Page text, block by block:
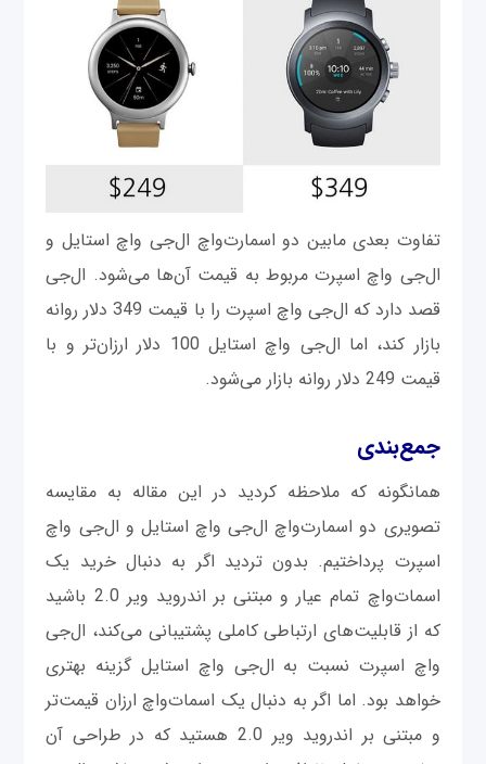
تفاوت بعدی مابین دو اسمارت‌واچ ال‌جی واچ استایل و
ال‌جی واچ اسپرت مربوط به قیمت آن‌ها می‌شود. ال‌جی
قصد دارد که ال‌جی واچ اسپرت را با قیمت 349 دلار روانه
بازار کند، اما ال‌جی واچ استایل 100 دلار ارزان‌تر و با
قیمت 249 دلار روانه بازار می‌شود.
جمع‌بندی
همانگونه که ملاحظه کردید در این مقاله به مقایسه
تصویری دو اسمارت‌واچ ال‌جی واچ استایل و ال‌جی واچ
اسپرت پرداختیم. بدون تردید اگر به دنبال خرید یک
اسمات‌واچ تمام عیار و مبتنی بر اندروید ویر 2.0 باشید
که از قابلیت‌های ارتباطی کاملی پشتیبانی می‌کند، ال‌جی
واچ اسپرت نسبت به ال‌جی واچ استایل گزینه بهتری
خواهد بود. اما اگر به دنبال یک اسمات‌واچ ارزان قیمت‌تر
و مبتنی بر اندروید ویر 2.0 هستید که در طراحی آن